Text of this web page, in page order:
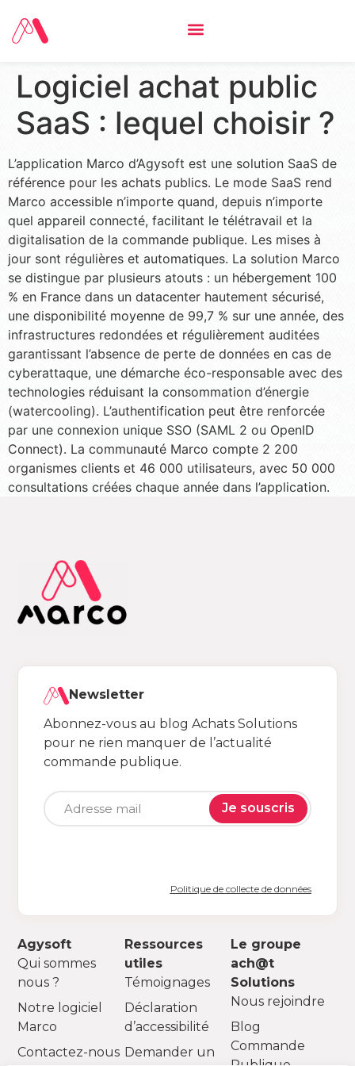
Logiciel achat public
SaaS : lequel choisir ?
L’application Marco d’Agysoft est une solution SaaS de
référence pour les achats publics. Le mode SaaS rend
Marco accessible n’importe quand, depuis n’importe
quel appareil connecté, facilitant le télétravail et la
digitalisation de la commande publique. Les mises à
jour sont régulières et automatiques. La solution Marco
se distingue par plusieurs atouts : un hébergement 100
% en France dans un datacenter hautement sécurisé,
une disponibilité moyenne de 99,7 % sur une année, des
infrastructures redondées et régulièrement auditées
garantissant l’absence de perte de données en cas de
cyberattaque, une démarche éco-responsable avec des
technologies réduisant la consommation d’énergie
(watercooling). L’authentification peut être renforcée
par une connexion unique SSO (SAML 2 ou OpenID
Connect). La communauté Marco compte 2 200
organismes clients et 46 000 utilisateurs, avec 50 000
consultations créées chaque année dans l’application.
Agysoft
Qui sommes
nous ?
Notre logiciel
Marco
Contactez-nous
Ressources
utiles
Témoignages
Déclaration
d’accessibilité
Demander un
Le groupe
ach@t
Solutions
Nous rejoindre
Blog
Commande
Newsletter
Abonnez-vous au blog Achats Solutions
pour ne rien manquer de l’actualité
commande publique.
Je souscris
Politique de collecte de données